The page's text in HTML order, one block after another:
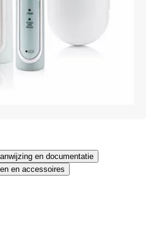
en documentatie
en accessoires